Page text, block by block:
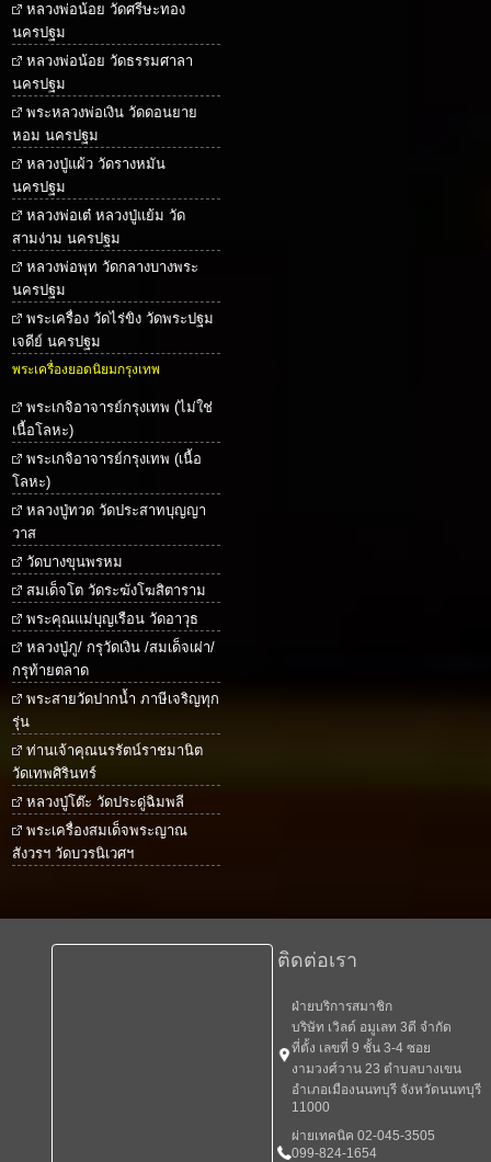
หลวงพ่อน้อย วัดศรีษะทอง
นครปฐม
หลวงพ่อน้อย วัดธรรมศาลา
นครปฐม
พระหลวงพ่อเงิน วัดดอนยาย
หอม นครปฐม
หลวงปู่แผ้ว วัดรางหมัน
นครปฐม
หลวงพ่อเต๋ หลวงปู่แย้ม วัด
สามง่าม นครปฐม
หลวงพ่อพุท วัดกลางบางพระ
นครปฐม
พระเครื่อง วัดไร่ขิง วัดพระปฐม
เจดีย์ นครปฐม
พระเครื่องยอดนิยมกรุงเทพ
พระเกจิอาจารย์กรุงเทพ (ไม่ใช่
เนื้อโลหะ)
พระเกจิอาจารย์กรุงเทพ (เนื้อ
โลหะ)
หลวงปู่ทวด วัดประสาทบุญญา
วาส
วัดบางขุนพรหม
สมเด็จโต วัดระฆังโฆสิตาราม
พระคุณแม่บุญเรือน วัดอาวุธ
หลวงปู่ภู/ กรุวัดเงิน /สมเด็จเผ่า/
กรุท้ายตลาด
พระสายวัดปากน้ำ ภาษีเจริญทุก
รุ่น
ท่านเจ้าคุณนรรัตน์ราชมานิต
วัดเทพศิรินทร์
หลวงปู่โต๊ะ วัดประดู่ฉิมพลี
พระเครื่องสมเด็จพระญาณ
สังวรฯ วัดบวรนิเวศฯ
ติดต่อเรา
ฝ่ายบริการสมาชิก
บริษัท เวิลด์ อมูเลท 3ดี จำกัด
ที่ตั้ง เลขที่ 9 ชั้น 3-4 ซอย
งามวงศ์วาน 23 ตำบลบางเขน
อำเภอเมืองนนทบุรี จังหวัดนนทบุรี
11000
ผ่ายเทคนิค 02-045-3505
099-824-1654